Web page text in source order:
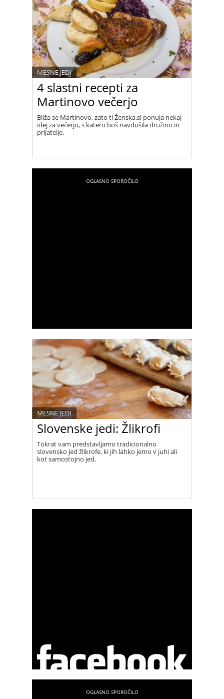
4 slastni recepti za
Martinovo večerjo
MESNE JEDI
Bliža se Martinovo, zato ti Ženska.si ponuja nekaj
idej za večerjo, s katero boš navdušila družino in
prijatelje.
Slovenske jedi: Žlikrofi
MESNE JEDI
Tokrat vam predstavljamo tradicionalno
slovensko jed žlikrofe, ki jih lahko jemo v juhi ali
kot samostojno jed.